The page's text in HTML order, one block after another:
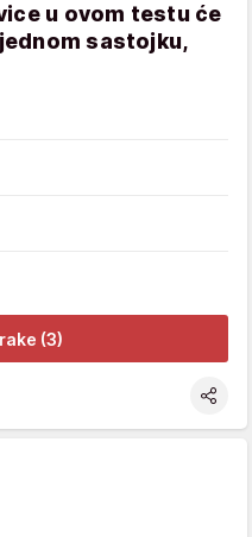
u ovom testu će
sastojku,
(3)